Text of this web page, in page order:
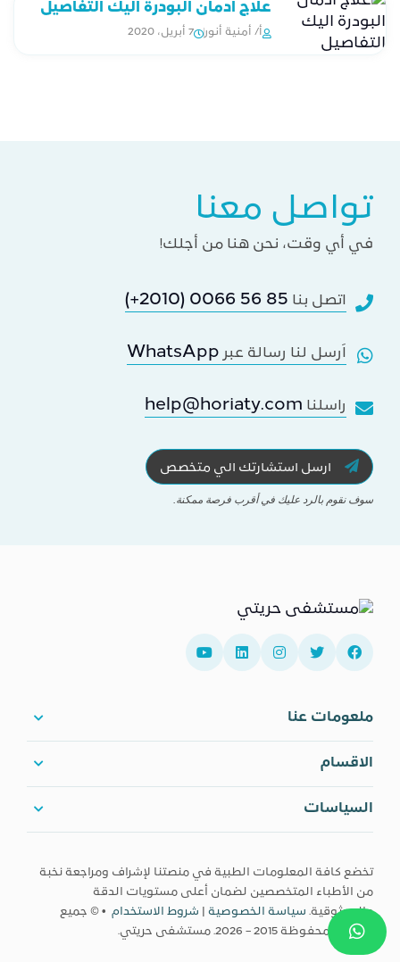
علاج ادمان البودرة اليك التفاصيل
أ/ أمنية أنور 7 أبريل، 2020
تواصل معنا
في أي وقت، نحن هنا من أجلك!
اتصل بنا (+2010) 0066 56 85
اَرسل لنا رسالة عبر WhatsApp
راسلنا help@horiaty.com
ارسل استشارتك الي متخصص
سوف نقوم بالرد عليك في أقرب فرصة ممكنة.
ملعومات عنا
الاقسام
السياسات
تخضع كافة المعلومات الطبية في منصتنا لإشراف ومراجعة نخبة
من الأطباء المتخصصين لضمان أعلى مستويات الدقة
والموثوقية. سياسة الخصوصية شروط الاستخدام • © جميع
الحقوق محفوظة 2015 – 2026. مستشفى حريتي.